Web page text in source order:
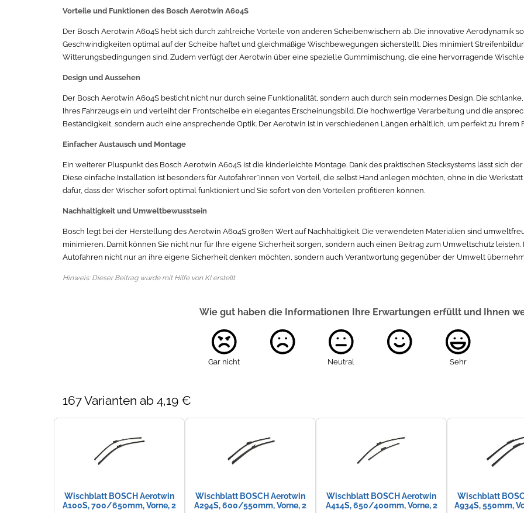
Vorteile und Funktionen des Bosch Aerotwin A604S
Der Bosch Aerotwin A604S hebt sich durch zahlreiche Vorteile von anderen Scheibenwischern ab. Die innovative Aerodynamik
Geschwindigkeiten optimal auf der Scheibe haftet und gleichmäßige Wischbewegungen sicherstellt. Dies minimiert
Witterungsbedingungen sind. Zudem verfügt der Aerotwin über eine spezielle Gummimischung, die eine hervorragende
Design und Aussehen
Der Bosch Aerotwin A604S besticht nicht nur durch seine Funktionalität, sondern auch durch sein modernes Design. Die
Ihres Fahrzeugs ein und verleiht der Frontscheibe ein elegantes Erscheinungsbild. Die hochwertige Verarbeitung und die
Beständigkeit, sondern auch eine ansprechende Optik. Der Aerotwin ist in verschiedenen Längen erhältlich, um perfekt zu Ihrem
Einfacher Austausch und Montage
Ein weiterer Pluspunkt des Bosch Aerotwin A604S ist die kinderleichte Montage. Dank des praktischen Stecksystems lässt sich
Diese einfache Installation ist besonders für Autofahrer*innen von Vorteil, die selbst Hand anlegen möchten, ohne in die
dafür, dass der Wischer sofort optimal funktioniert und Sie sofort von den Vorteilen profitieren können.
Nachhaltigkeit und Umweltbewusstsein
Bosch legt bei der Herstellung des Aerotwin A604S großen Wert auf Nachhaltigkeit. Die verwendeten Materialien sind
minimieren. Damit können Sie nicht nur für Ihre eigene Sicherheit sorgen, sondern auch einen Beitrag zum Umweltschutz
Autofahren nicht nur an ihre eigene Sicherheit denken möchten, sondern auch Verantwortung gegenüber der Umwelt
Hinweis: Dieser Beitrag wurde mit Hilfe von KI erstellt
Wie gut haben die Informationen Ihre Erwartungen erfüllt und Ihnen
Gar nicht Neutral Sehr
167 Varianten ab 4,19 €
Wischblatt BOSCH Aerotwin
A100S, 700/650mm, Vorne, 2
Wischblatt BOSCH Aerotwin
A294S, 600/550mm, Vorne, 2
Wischblatt BOSCH Aerotwin
A414S, 650/400mm, Vorne, 2
Wischblatt
A934S, 550mm,